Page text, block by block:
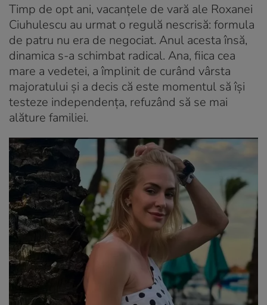
Timp de opt ani, vacanțele de vară ale Roxanei
Ciuhulescu au urmat o regulă nescrisă: formula
de patru nu era de negociat. Anul acesta însă,
dinamica s-a schimbat radical. Ana, fiica cea
mare a vedetei, a împlinit de curând vârsta
majoratului și a decis că este momentul să își
testeze independența, refuzând să se mai
alăture familiei.